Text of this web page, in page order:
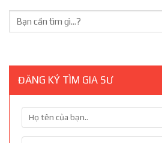
ĐĂNG KÝ TÌM GIA SƯ